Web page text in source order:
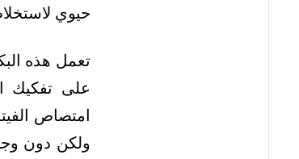
حيوي
تعمل هذه
على تفكيك
امتصاص
ولكن دون